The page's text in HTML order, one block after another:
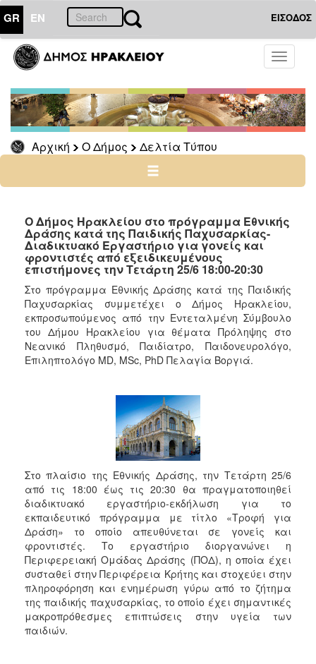
GR EN ΕΙΣΟΔΟΣ
Toggle
Αρχική Ο Δήμος Δελτία Τύπου
ΔΗΜΟΣ
Δελτία
Τύπου
Αρχείο
ΠΟΛΙΤΙΣΜΟΣ
ΑΝΘΕΚΤΙΚΗ
ΠΟΛΗ
Ο Δήμος Ηρακλείου στο πρόγραμμα Εθνικής
Δράσης κατά της Παιδικής Παχυσαρκίας-
Διαδικτυακό Εργαστήριο για γονείς και
φροντιστές από εξειδικευμένους
επιστήμονες την Τετάρτη 25/6 18:00-20:30
Στο πρόγραμμα Εθνικής Δράσης κατά της Παιδικής
Παχυσαρκίας συμμετέχει ο Δήμος Ηρακλείου,
εκπροσωπούμενος από την Εντεταλμένη Σύμβουλο
του Δήμου Ηρακλείου για θέματα Πρόληψης στο
Νεανικό Πληθυσμό, Παιδίατρο, Παιδονευρολόγο,
Επιληπτολόγο MD, MSc, PhD Πελαγία Βοργιά.
Στο πλαίσιο της Εθνικής Δράσης, την Τετάρτη 25/6
από τις 18:00 έως τις 20:30 θα πραγματοποιηθεί
διαδικτυακό εργαστήριο-εκδήλωση για το
εκπαιδευτικό πρόγραμμα με τίτλο «Τροφή για
Δράση» το οποίο απευθύνεται σε γονείς και
φροντιστές. Το εργαστήριο διοργανώνει η
Περιφερειακή Ομάδας Δράσης (ΠΟΔ), η οποία έχει
συσταθεί στην Περιφέρεια Κρήτης και στοχεύει στην
πληροφόρηση και ενημέρωση γύρω από το ζήτημα
της παιδικής παχυσαρκίας, το οποίο έχει σημαντικές
μακροπρόθεσμες επιπτώσεις στην υγεία των
παιδιών.